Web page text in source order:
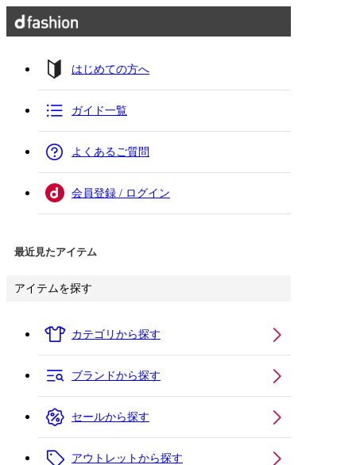
はじめての方へ
ガイド一覧
よくあるご質問
会員登録 / ログイン
最近見たアイテム
アイテムを探す
カテゴリから探す
ブランドから探す
セールから探す
アウトレットから探す